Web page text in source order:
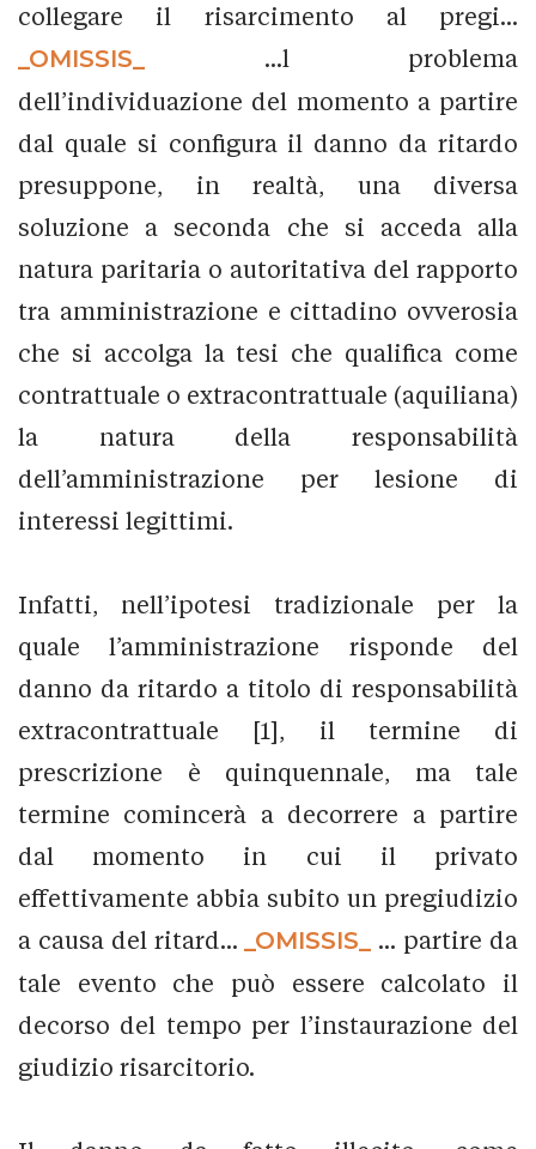
collegare il risarcimento al pregi...
_OMISSIS_
...l problema
dell’individuazione del momento a partire
dal quale si configura il danno da ritardo
presuppone, in realtà, una diversa
soluzione a seconda che si acceda alla
natura paritaria o autoritativa del rapporto
tra amministrazione e cittadino ovverosia
che si accolga la tesi che qualifica come
contrattuale o extracontrattuale (aquiliana)
la natura della responsabilità
dell’amministrazione per lesione di
interessi legittimi.
Infatti, nell’ipotesi tradizionale per la
quale l’amministrazione risponde del
danno da ritardo a titolo di responsabilità
extracontrattuale [1], il termine di
prescrizione è quinquennale, ma tale
termine comincerà a decorrere a partire
dal momento in cui il privato
effettivamente abbia subito un pregiudizio
a causa del ritard...
_OMISSIS_
... partire da
tale evento che può essere calcolato il
decorso del tempo per l’instaurazione del
giudizio risarcitorio.